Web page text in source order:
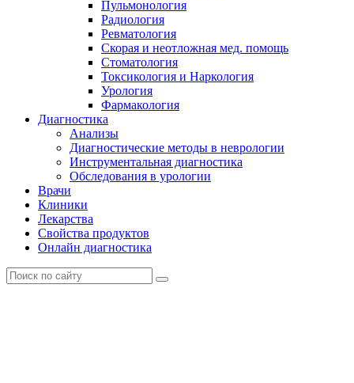
Пульмонология
Радиология
Ревматология
Скорая и неотложная мед. помощь
Стоматология
Токсикология и Наркология
Урология
Фармакология
Диагностика
Анализы
Диагностические методы в неврологии
Инструментальная диагностика
Обследования в урологии
Врачи
Клиники
Лекарства
Свойства продуктов
Онлайн диагностика